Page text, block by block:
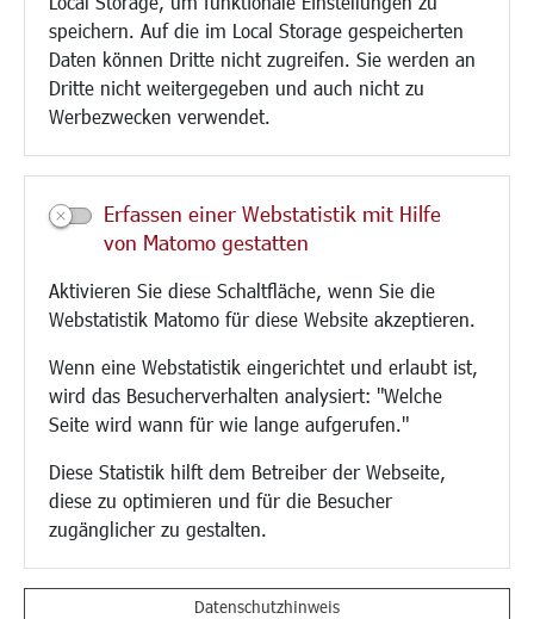
speichern. Auf die im Local Storage gespeicherten
Daten können Dritte nicht zugreifen. Sie werden an
Dritte nicht weitergegeben und auch nicht zu
Werbezwecken verwendet.
Erfassen einer Webstatistik mit Hilfe
von Matomo gestatten
Aktivieren Sie diese Schaltfläche, wenn Sie die
Webstatistik Matomo für diese Website akzeptieren.
Wenn eine Webstatistik eingerichtet und erlaubt ist,
wird das Besucherverhalten analysiert: "Welche
Seite wird wann für wie lange aufgerufen."
Diese Statistik hilft dem Betreiber der Webseite,
diese zu optimieren und für die Besucher
zugänglicher zu gestalten.
Datenschutzhinweis
Aktuelle Baustellen
Paddelteich
CINDY S
Kultur/Freizeit/Tourismus
Veranstaltungen
Neue Stadthalle Langen
Bäder
Musikschule
Stadtbücherei
Stadtarchiv
Museen
Hotels/Unterkünfte
Gastronomie
Kunstszene
Vereine und Institutionen